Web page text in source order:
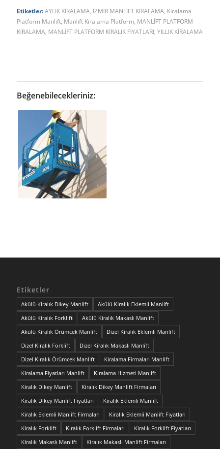
Etiketler: AYLIK KİRALAMA İZMİR MANLİFT KİRALAMA Kiralama
Platform Manlift, Manlift Kiralama Platform MANLİFT PLATFORM
KİRALAMA MANLİFT PLATFORM KİRALIK FİYATLARI YILLIK KİRALAMA
Beğenebilecekleriniz:
Etiketler
Akülü Kiralık Dikey Manlift
Akülü Kiralık Eklemli Manlift
Akülü Kiralık Forklift
Akülü Kiralık Makaslı Manlift
Akülü Kiralık Örümcek Manlift
Dizel Kiralık Eklemli Manlift
Dizel Kiralık Forklift
Dizel Kiralık Makaslı Manlift
Dizel Kiralık Örümcek Manlift
Kiralama Firmaları Manlift
Kiralama Fiyatları Manlift
Kiralama Hizmeti Manlift
Kiralık Dikey Manlift
Kiralık Dikey Manlift Firmaları
Kiralık Dikey Manlift Fiyatları
Kiralık Eklemli Manlift
Kiralık Eklemli Manlift Firmaları
Kiralık Eklemli Manlift Fiyatları
Kiralık Forklift
Kiralık Forklift Firmaları
Kiralık Forklift Fiyatları
Kiralık Makaslı Manlift
Kiralık Makaslı Manlift Firmaları